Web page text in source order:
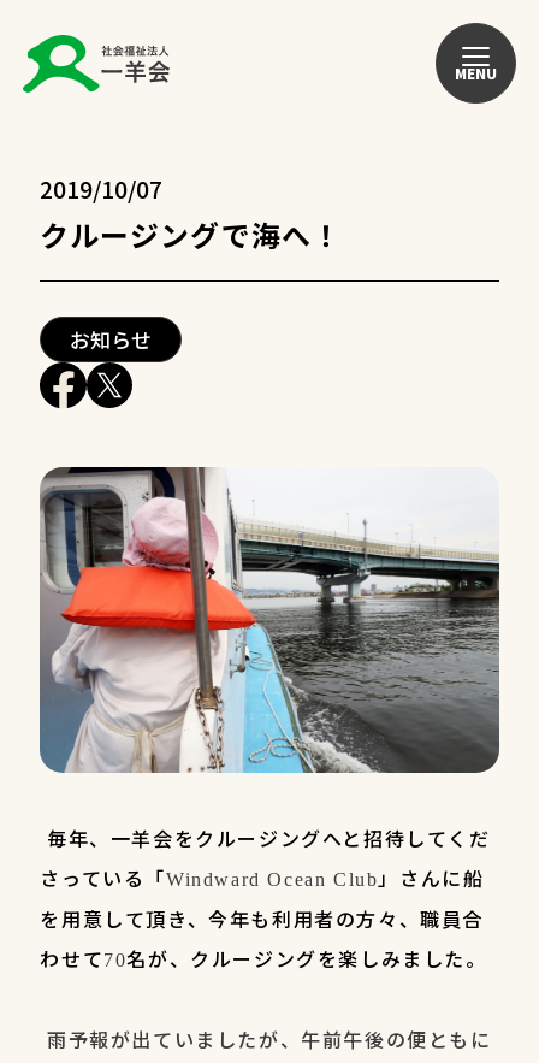
MENU
2019/10/07
クルージングで海へ！
お知らせ
毎年、一羊会をクルージングへと招待してくだ
さっている「Windward Ocean Club」さんに船
を用意して頂き、今年も利用者の方々、職員合
わせて70名が、クルージングを楽しみました。
雨予報が出ていましたが、午前午後の便ともに